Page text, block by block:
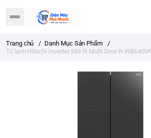
Trang chủ / Danh Mục Sản Phẩm
/
Tủ lạnh Hitachi Inverter 569 lít Multi Door R-